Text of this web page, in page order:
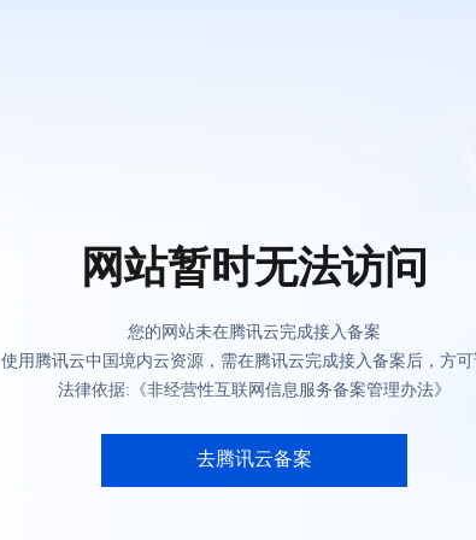
网站暂时无法访问
您的网站未在腾讯云完成接入备案
使用腾讯云中国境内云资源，需在腾讯云完成接入备案后，方
法律依据:《非经营性互联网信息服务备案管理办法》
去腾讯云备案